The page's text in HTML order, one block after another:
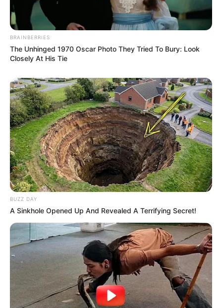
Folgendes kann in Duisburg ebenfalls besucht
werden:
Tropenhaus Aquarium Duisburg-Hamborn - Im
Botanischen Garten des Duisburger Stadtteils
Hamborn befindet sich eine von engagierten
Vereinsmitgliedern betriebene Aquarienanlage, die
sogar kostenlos besichtigt werden kann.
Duisburg-Ruhrorter Häfen - Zusammengefasst
gelten die an Ruhr und Rhein liegenden
Hafenbecken als der größte Binnenhafen der Welt.
Ein großer Teil der Hafenanlagen kann per
Rundfahrt mit der Weißen Flotte besichtigt werden.
Informationen unter www.wf-duisburg.de.
Museum der Deutschen Binnenschifffahrt -
BRAINBERRIES
The Unhinged 1970 Oscar Photo They Tried To Bury: Look
Closely At His Tie
BUZZ DAY
A Sinkhole Opened Up And Revealed A Terrifying Secret!